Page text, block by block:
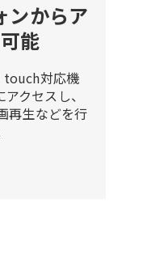
ンからア
能
対応機
クセスし、
再生などを行